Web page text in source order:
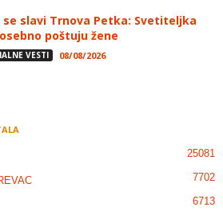
se slavi Trnova Petka: Svetiteljka
poštuju žene
VESTI 08/08/2026
25081
7702
6713